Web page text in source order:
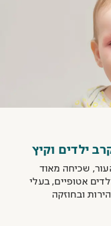
ילדים וקיץ
שכיחה מאוד
אטופיים, בעלי
ובחוזקה
טיפים ועצות